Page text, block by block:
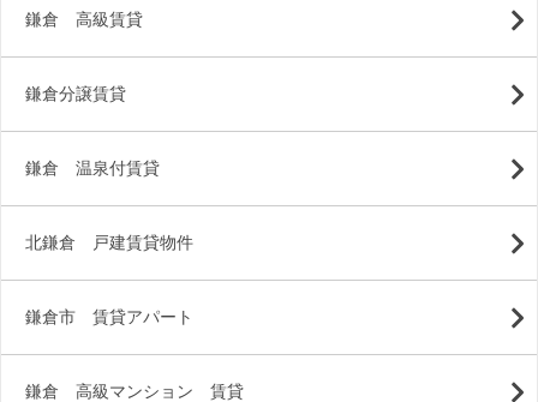
鎌倉 高級賃貸
鎌倉分譲賃貸
鎌倉 温泉付賃貸
北鎌倉 戸建賃貸物件
鎌倉市 賃貸アパート
鎌倉 高級マンション 賃貸